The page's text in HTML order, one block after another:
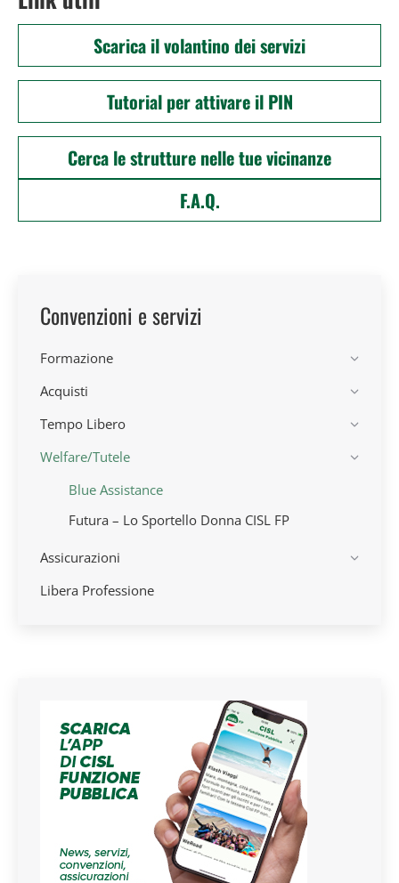
Scarica il volantino dei servizi
Tutorial per attivare il PIN
Cerca le strutture nelle tue vicinanze
F.A.Q.
Convenzioni e servizi
Formazione
Acquisti
Tempo Libero
Welfare/Tutele
Blue Assistance
Futura – Lo Sportello Donna CISL FP
Assicurazioni
Libera Professione